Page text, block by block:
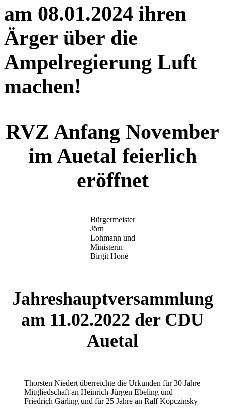
am 08.01.2024 ihren
Ärger über die
Ampelregierung Luft
machen!
RVZ Anfang November
im Auetal feierlich
eröffnet
Bürgermeister
Jörn
Lohmann und
Ministerin
Birgit Honé
Jahreshauptversammlung
am 11.02.2022 der CDU
Auetal
Thorsten Niedert überreichte die Urkunden für 30 Jahre
Mitgliedschaft an Heinrich-Jürgen Ebeling und
Friedrich Gärling und für 25 Jahre an Ralf Kopczinsky